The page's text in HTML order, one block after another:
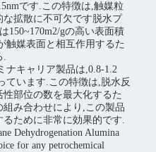
です.この特徴は,触媒粒
拡散に不可欠です脱水プ
150~170m2/gの高い表面積
触媒表面と相互作用するた
.
ナキャリア製品は,0.8-1.2
ています.この特徴は,脱水反
部位の数を最大化するた
み合わせにより,この製品
ために非常に効果的です.
Dehydrogenation Alumina
for any petrochemical